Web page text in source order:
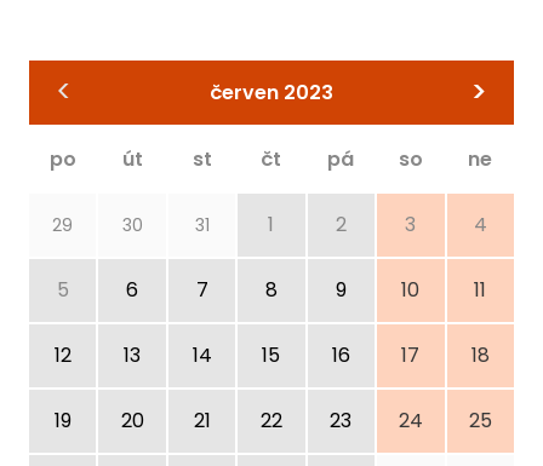
< červen 2023 >
po út st čt pá so ne
29 30 31 1 2 3 4
5 6 7 8 9 10 11
12 13 14 15 16 17 18
19 20 21 22 23 24 25